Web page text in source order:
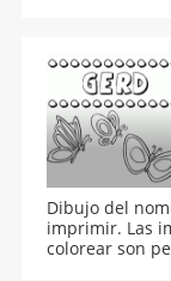
Dibujo del
imprimir. Las
colorear son